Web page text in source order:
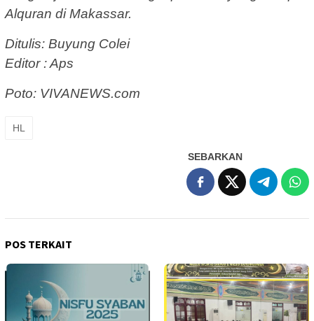
Alquran di Makassar.
Ditulis: Buyung Colei
Editor : Aps
Poto: VIVANEWS.com
HL
SEBARKAN
POS TERKAIT